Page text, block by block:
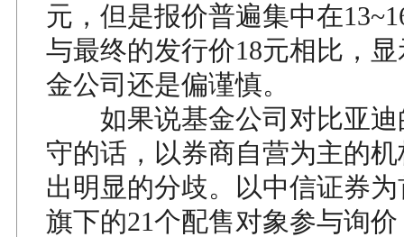
元，但是报价普遍集中在
与最终的发行价18元相比，
金公司还是偏谨慎。
如果说基金公司对比亚迪
守的话，以券商自营为主的
出明显的分歧。以中信证券
旗下的21个配售对象参与询